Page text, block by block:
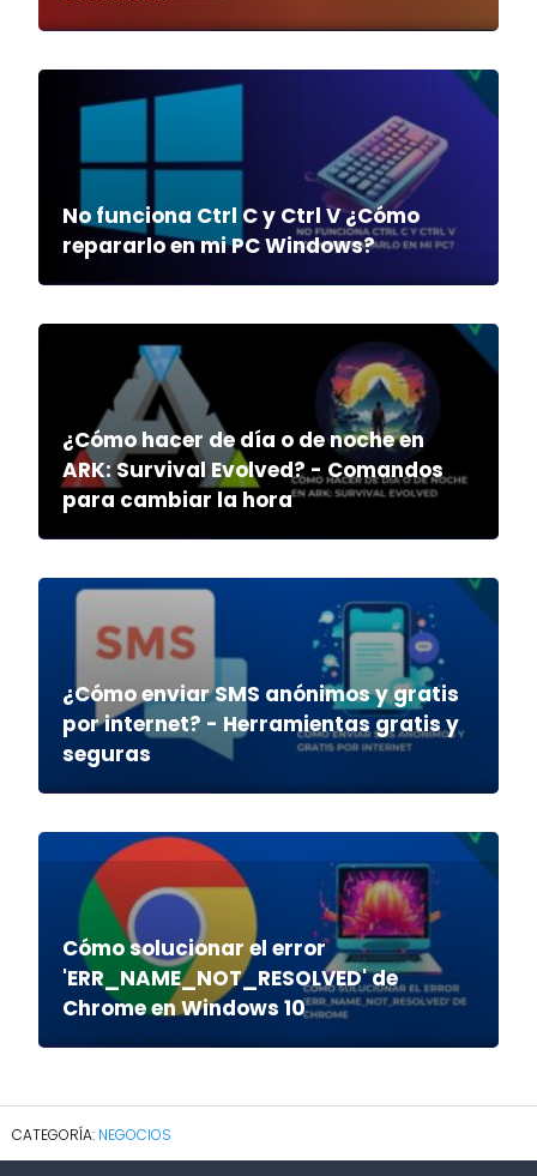
No funciona Ctrl C y Ctrl V ¿Cómo
repararlo en mi PC Windows?
¿Cómo hacer de día o de noche en
ARK: Survival Evolved? - Comandos
para cambiar la hora
¿Cómo enviar SMS anónimos y gratis
por internet? - Herramientas gratis y
seguras
Cómo solucionar el error
'ERR_NAME_NOT_RESOLVED' de
Chrome en Windows 10
NEGOCIOS